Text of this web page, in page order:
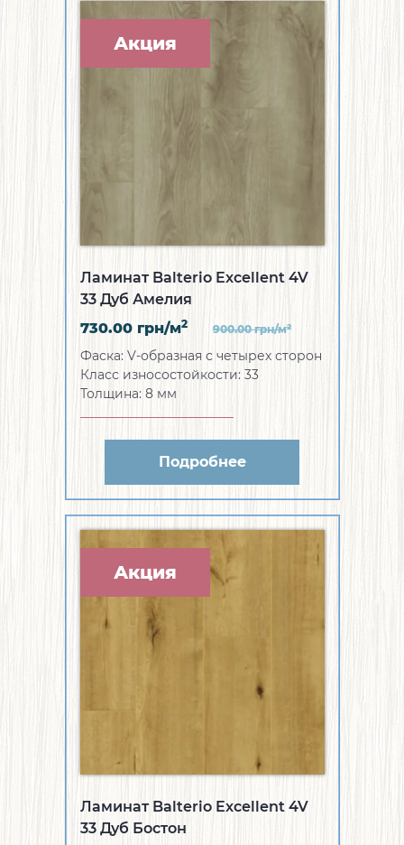
Акция
Ламинат Balterio Excellent 4V
33 Дуб Амелия
730.00 грн/м2 900.00грн/м2
Фаска: V-образная с четырех сторон
Класс износостойкости: 33
Толщина: 8 мм
Подробнее
Акция
Ламинат Balterio Excellent 4V
33 Дуб Бостон